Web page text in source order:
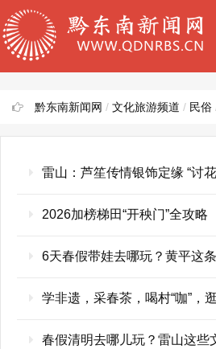
黔东南新闻网 / 文化旅游频道 / 民俗
雷山：芦笙传情银饰定缘 “讨
2026加榜梯田“开秧门”全攻略
6天春假带娃去哪玩？黄平这
学非遗，采春茶，喝村“咖”，
春假清明去哪儿玩？雷山这些